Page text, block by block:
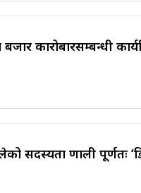
कारोबारसम्बन्धी
सदस्यता प्रणाली पूर्णतः